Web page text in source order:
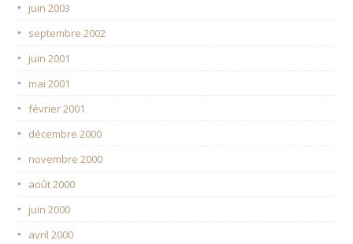
juin 2003
septembre 2002
juin 2001
mai 2001
février 2001
décembre 2000
novembre 2000
août 2000
juin 2000
avril 2000